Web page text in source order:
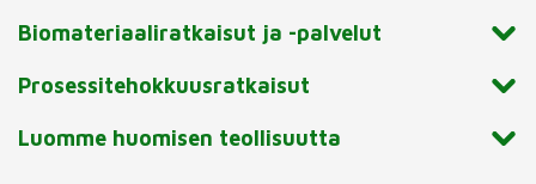
Biomateriaaliratkaisut ja -palvelut
Prosessitehokkuusratkaisut
Luomme huomisen teollisuutta